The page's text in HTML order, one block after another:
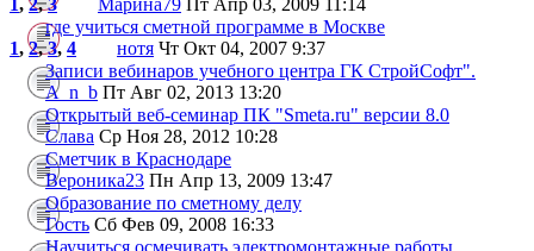
1,2,3 Марина79 Пт Апр 03, 2009 11:14
где учиться сметной программе в Москве
1,2,3, 4 нотя Чт Окт 04, 2007 9:37
Записи вебинаров учебного центра ГК СтройСофт".
A_n_b Пт Авг 02, 2013 13:20
Открытый веб-семинар ПК "Smeta.ru" версии 8.0
Слава Ср Ноя 28, 2012 10:28
Сметчик в Краснодаре
Вероника23 Пн Апр 13, 2009 13:47
Образование по сметному делу
Гость Сб Фев 09, 2008 16:33